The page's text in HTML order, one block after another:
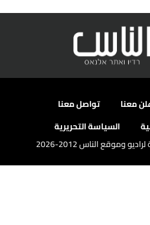
معنا
تواصل معنا
السياسة التحريرية
الناس 2012-2026